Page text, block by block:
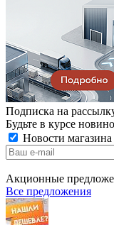
Подписка на
Будьте в курсе
Новости магазина
Акционные
Все предложения